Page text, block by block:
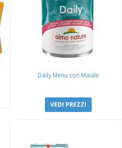
Daily Menu con Maiale
VEDI PREZZI